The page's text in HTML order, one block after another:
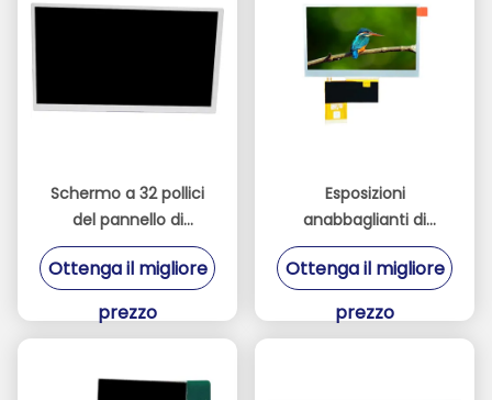
Schermo a 32 pollici
del pannello di
risoluzione dei moduli
2K di TFT LCD
Ottenga il migliore
prezzo
Esposizioni
anabbaglianti di
480*272 TFT LCD per
la console del gioco o
Ottenga il migliore
prezzo